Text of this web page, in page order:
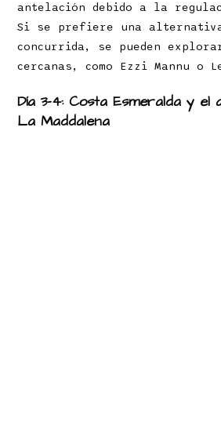
antelación debido a la
Si se prefiere una alternativa
concurrida, se pueden
cercanas, como Ezzi Mannu o
Día 3-4: Costa Esmeralda y el
La Maddalena